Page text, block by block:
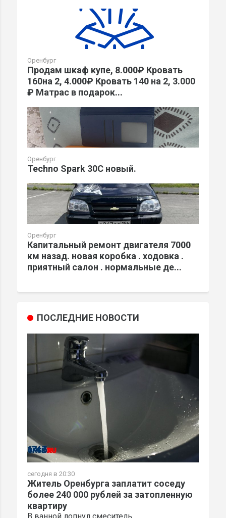
Оренбург
Продам шкаф купе, 8.000₽ Кровать
160на 2, 4.000₽ Кровать 140 на 2, 3.000
₽ Матрас в подарок...
Оренбург
Techno Spark 30C новый.
Оренбург
Капитальный ремонт двигателя 7000
км назад. новая коробка . ходовка .
приятный салон . нормальные де...
ПОСЛЕДНИЕ НОВОСТИ
сегодня в 20:30
Житель Оренбурга заплатит соседу
более 240 000 рублей за затопленную
квартиру